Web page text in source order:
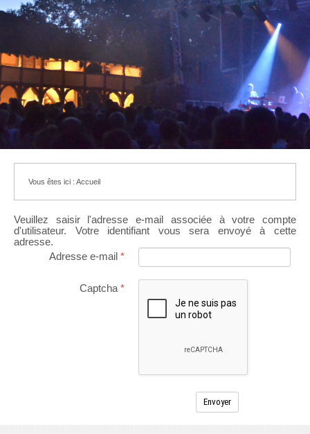
Vous êtes ici : Accueil
Veuillez saisir l'adresse e-mail associée à votre compte
d'utilisateur. Votre identifiant vous sera envoyé à cette
adresse.
Adresse e-mail *
Captcha *
Envoyer